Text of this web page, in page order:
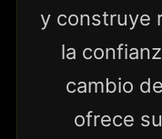
y construye
la
cambio
ofrece